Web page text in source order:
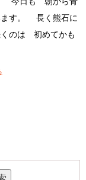
ます。 長く熊石に
のは 初めてかも